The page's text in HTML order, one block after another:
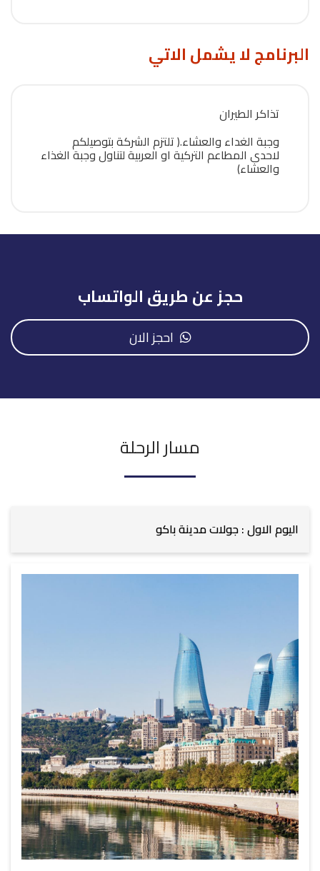
البرنامج لا يشمل الاتي
تذاكر الطيران
وجبة الغداء والعشاء.( تلتزم الشركة بتوصيلكم
لاحدى المطاعم التركية او العربية لتناول وجبة الغذاء
والعشاء)
حجز عن طريق الواتساب
احجز الان
مسار الرحلة
اليوم الاول : جولات مدينة باكو